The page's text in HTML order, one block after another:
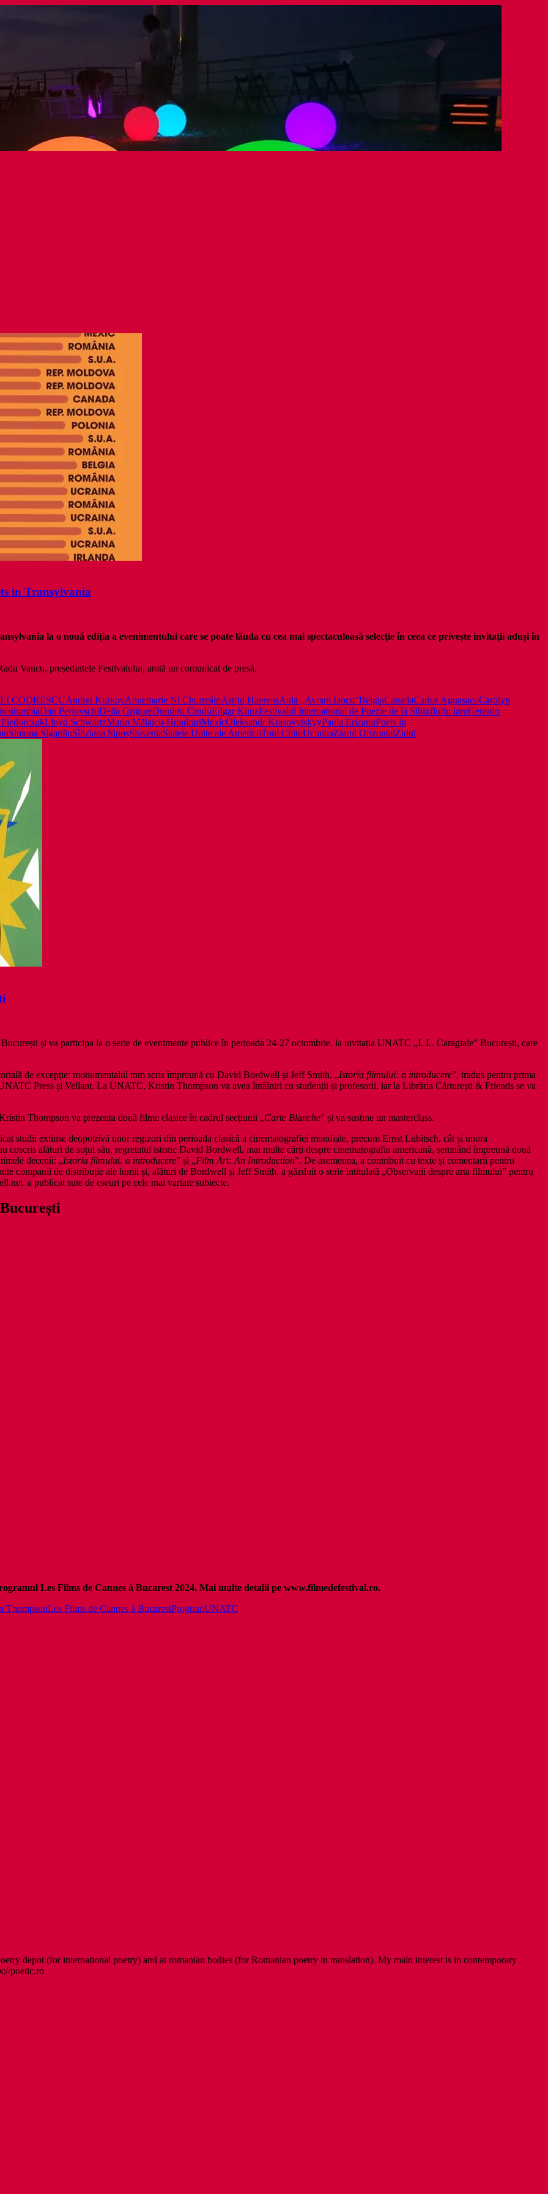
in Transylvania
la o nouă ediția a evenimentului care se poate lăuda cu cea mai spectaculoasă selecție în ceea ce privește invitații aduși în
Vancu, președintele Festivalului, arată un comunicat de presă.
CODRESCUAndrei KurkovAnnemarie Ní ChurreáinAstrid HaerensAula „Avram Iancu”BelgiaCanadaCarlos AguasacoCarolyn
columbiaDan PerjovschiDelia GrigoreDumitru CruduEdgar KunzFestivalul Internațional de Poezie de la Sibiuflorin iaruGerardo
Lloyd SchwartzMarin Mălaicu-HondrariMexicOleksandr KrasovytskyyPaula ErizanuPoets in
Simona SigartăuSînziana ȘipoșSloveniaStatele Unite ale AmericiiToni ChiraUcrainaZiarul OrizontalZidul
și va participa la o serie de evenimente publice în perioada 24-27 octombrie, la invitația UNATC „I. L. Caragiale” București, care
de excepție: monumentalul tom scris împreună cu David Bordwell și Jeff Smith, „Istoria filmului: o introducere”, tradus pentru prima
Press și Vellant. La UNATC, Kristin Thompson va avea întâlniri cu studenții și profesorii, iar la Librăria Cărturești & Friends se va
Thompson va prezenta două filme clasice în cadrul secțiunii „Carte Blanche” și va susține un masterclass.
extinse deopotrivă unor regizori din perioada clasică a cinematografiei mondiale, precum Ernst Lubitsch, cât și unora
coscris alături de soțul său, regretatul istoric David Bordwell, mai multe cărți despre cinematografia americană, semnând împreună două
decenii: „Istoria filmului: o introducere” și „Film Art: An Introduction”. De asemenea, a contribuit cu texte și comentarii pentru
companii de distribuție ale lumii și, alături de Bordwell și Jeff Smith, a găzduit o serie intitulată „Observații despre arta filmului” pentru
a publicat sute de eseuri pe cele mai variate subiecte.
Les Films de Cannes à Bucarest 2024. Mai multe detalii pe www.filmedefestival.ro.
ThompsonLes Films de Cannes à BucarestProgramUNATC
depot (for international poetry) and at romanian bodies (for Romanian poetry in translation). My main interest is in contemporary
poetic.ro